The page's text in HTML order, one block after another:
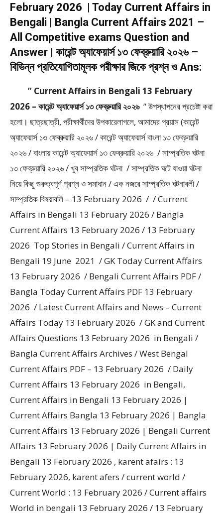
February 2026 | Today Current Affairs in
Bengali | Bangla Current Affairs 2021 –
All Competitive exams Question and
Answer | কারেন্ট অ্যাফেয়ার্স ১৩ ফেব্রুয়ারি ২০২৬ –
বিভিন্ন প্রতিযোগিতামূলক পরীক্ষার জিকে প্রশ্ন ও Ans:
” Current Affairs in Bengali 13 February
2026 – কারেন্ট অ্যাফেয়ার্স ১৩ ফেব্রুয়ারি ২০২৬ ” উপস্থাপনের প্রচেষ্টা করা
হলাে। ছাত্রছাত্রী, পরীক্ষার্থীদের উপকারেলাগলে, আমাদের প্রয়াস (কারেন্ট
অ্যাফেয়ার্স ১৩ ফেব্রুয়ারি ২০২৬ / কারেন্ট অ্যাফেয়ার্স বাংলা ১৩ ফেব্রুয়ারি
২০২৬ / বাংলায় কারেন্ট অ্যাফেয়ার্স ১৩ ফেব্রুয়ারি ২০২৬ / সাম্প্রতিক ঘটনা
১৩ ফেব্রুয়ারি ২০২৬ / খুব সাম্প্রতিক ঘটনা / সাম্প্রতিক ঘটে যাওয়া ঘটনা
নিয়ে কিছু গুরুত্বপূর্ণ প্রশ্ন ও সমাধান / এক নজরে সাম্প্রতিক ঘটনাবলী /
সাম্প্রতিক বিষয়াবলি – 13 February 2026 / / Current
Affairs in Bengali 13 February 2026 / Bangla
Current Affairs 13 February 2026 / 13 February
2026 Top Stories in Bengali / Current Affairs in
Bengali 19 June 2021 / GK Today Current Affairs
13 February 2026 / Bengali Current Affairs PDF /
Bangla Today Current Affairs PDF 13 February
2026 / Latest Current Affairs and News – Current
Affairs Today 13 February 2026 / GK and Current
Affairs Questions 13 February 2026 in Bengali /
Bangla Current Affairs Archives / West Bengal
Current Affairs PDF – 13 February 2026 / Daily
Current Affairs 13 February 2026 in Bengali,
Current Affairs in Bengali 13 February 2026 |
Current Affairs Bangla 13 February 2026 | Bangla
Current Affairs 13 February 2026 | Bengali Current
Affairs 13 February 2026 | Daily Current Affairs in
Bengali 13 February 2026 , karent afairs : 13
February 2026, karent afers / current world /
Current World : 13 February 2026 / Current affairs
World in bengali 13 February 2026 / 13 February